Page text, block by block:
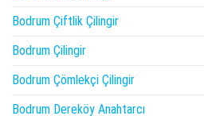
Bodrum Çiftlik Çilingir
Bodrum Çilingir
Bodrum Çömlekçi Çilingir
Bodrum Dereköy Anahtarcı